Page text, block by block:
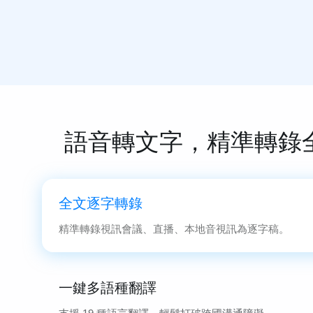
語音轉文字，精準轉錄
全文逐字轉錄
精準轉錄視訊會議、直播、本地音視訊為逐字稿。
一鍵多語種翻譯